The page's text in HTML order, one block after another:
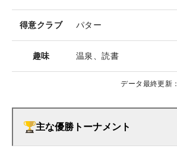
得意クラブ パター
趣味 温泉、読書
データ最終更新：
主な優勝トーナメント